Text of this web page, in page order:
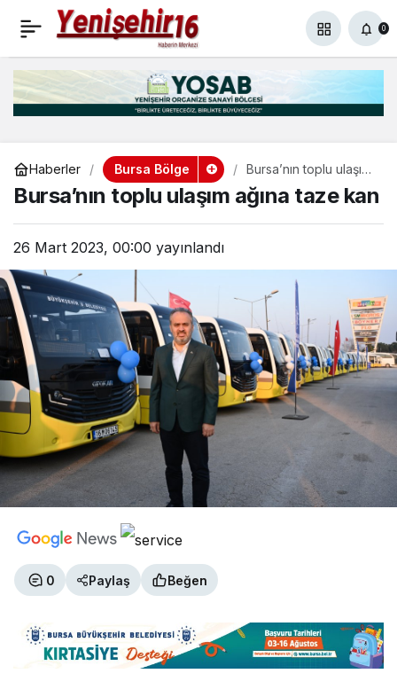
0
Haberler Bursa Bölge
Bursa’nın toplu ulaşım
ağına taze kan
Bursa’nın toplu ulaşım ağına taze kan
26 Mart 2023, 00:00 yayınlandı
0 Paylaş Beğen
Ramazan ayı Bursa’da
dolu dolu geçecek
0 Paylaş